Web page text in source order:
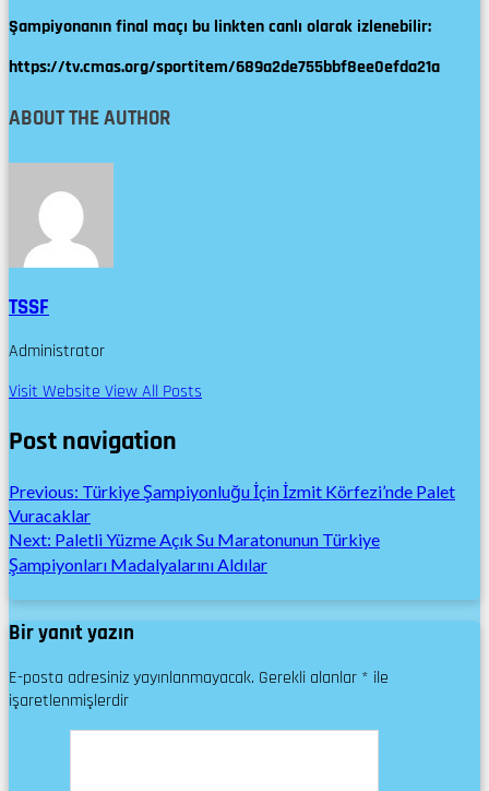
Şampiyonanın final maçı bu linkten canlı olarak izlenebilir:
https://tv.cmas.org/sportitem/689a2de755bbf8ee0efda21a
ABOUT THE AUTHOR
TSSF
Administrator
Visit WebsiteView All Posts
Post navigation
Previous: Türkiye Şampiyonluğu İçin İzmit Körfezi’nde Palet
Vuracaklar
Next: Paletli Yüzme Açık Su Maratonunun Türkiye
Şampiyonları Madalyalarını Aldılar
Bir yanıt yazın
E-posta adresiniz yayınlanmayacak. Gerekli alanlar * ile
işaretlenmişlerdir